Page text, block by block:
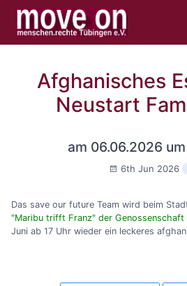
Afghanisches
Neustart
am 06.06.2026
6th Jun 2026
Das save our future Team wird beim
"Maribu trifft Franz" der Genossenschaft
Juni ab 17 Uhr wieder ein leckeres